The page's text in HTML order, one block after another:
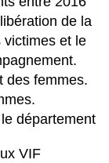
de la
victimes et le
des femmes.
département
VIF